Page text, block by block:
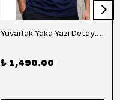
Yuvarlak Yaka Yazı Detaylı Tişört-Lacivert
₺ 1,490.00